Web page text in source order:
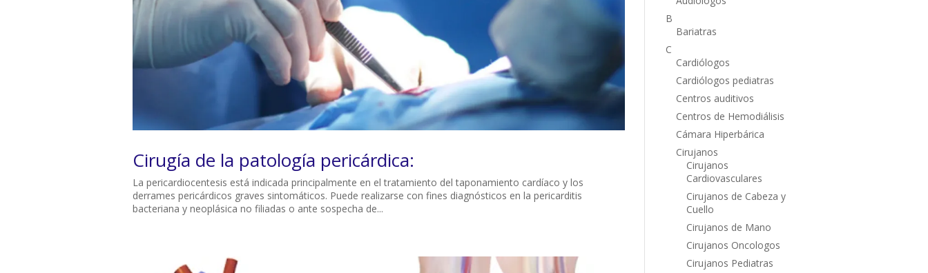
Cirugía de la patología pericárdica:
La pericardiocentesis está indicada principalmente en el tratamiento del taponamiento cardíaco y los
derrames pericárdicos graves sintomáticos. Puede realizarse con fines diagnósticos en la pericarditis
bacteriana y neoplásica no filiadas o ante sospecha de...
B
Bariatras
C
Cardiólogos
Cardiólogos pediatras
Centros auditivos
Centros de Hemodiálisis
Cámara Hiperbárica
Cirujanos
Cirujanos
Cardiovasculares
Cirujanos de Cabeza y
Cuello
Cirujanos de Mano
Cirujanos Oncologos
Cirujanos Pediatras